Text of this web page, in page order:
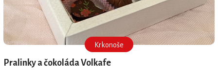
Krkonoše
Pralinky a čokoláda Volkafe